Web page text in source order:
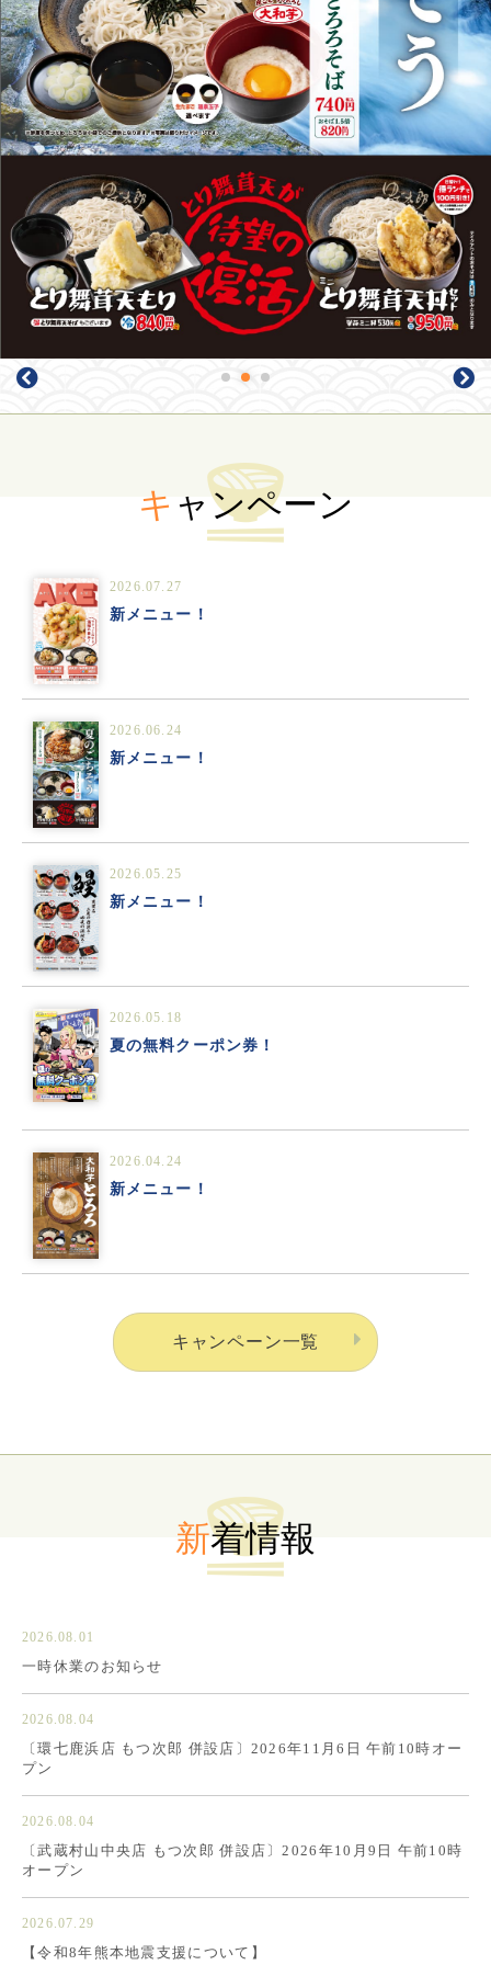
キ ャンペーン
2026.07.27
新メニュー！
2026.06.24
新メニュー！
2026.05.25
新メニュー！
2026.05.18
夏の無料クーポン券！
2026.04.24
新メニュー！
キャンペーン一覧
新着情報
2026.08.01
一時休業のお知らせ
2026.08.04
〔環七鹿浜店 もつ次郎 併設店〕2026年11月6日 午前10時オー
プン
2026.08.04
〔武蔵村山中央店 もつ次郎 併設店〕2026年10月9日 午前10時
オープン
2026.07.29
【令和8年熊本地震支援について】